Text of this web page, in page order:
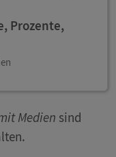
Prozente,
Medien sind